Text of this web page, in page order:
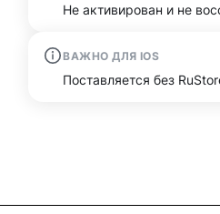
Не активирован и не
ВАЖНО ДЛЯ IOS
Поставляется без